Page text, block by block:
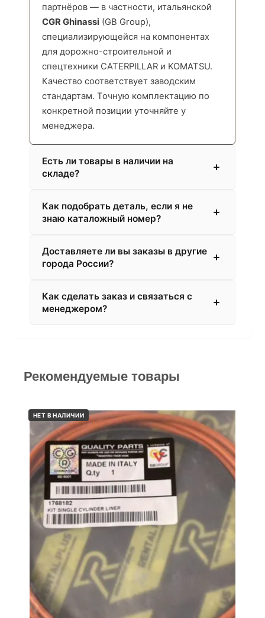
партнёров — в частности, итальянской
CGR Ghinassi (GB Group),
специализирующейся на компонентах
для дорожно-строительной и
спецтехники CATERPILLAR и KOMATSU.
Качество соответствует заводским
стандартам. Точную комплектацию по
конкретной позиции уточняйте у
менеджера.
Есть ли товары в наличии на
складе?
Как подобрать деталь, если я не
знаю каталожный номер?
Доставляете ли вы заказы в другие
города России?
Как сделать заказ и связаться с
менеджером?
Рекомендуемые товары
НЕТ В НАЛИЧИИ